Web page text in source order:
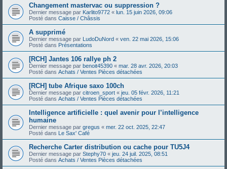
Changement mastervac ou suppression ?
Dernier message par Karlito9772 « lun. 15 juin 2026, 09:06
Posté dans Caisse / Châssis
A supprimé
Dernier message par LudoDuNord « ven. 22 mai 2026, 15:06
Posté dans Présentations
[RCH] Jantes 106 rallye ph 2
Dernier message par benoit45390 « mar. 28 avr. 2026, 20:03
Posté dans Achats / Ventes Pièces détachées
[RCH] tube Afrique saxo 100ch
Dernier message par citroen_sport « jeu. 05 févr. 2026, 11:21
Posté dans Achats / Ventes Pièces détachées
Intelligence artificielle : quel avenir pour l’intelligence
humaine
Dernier message par gregus « mer. 22 oct. 2025, 22:47
Posté dans Le Sax' Café
Recherche Carter distribution ou cache pour TU5J4
Dernier message par Stephy70 « jeu. 24 juil. 2025, 08:51
Posté dans Achats / Ventes Pièces détachées